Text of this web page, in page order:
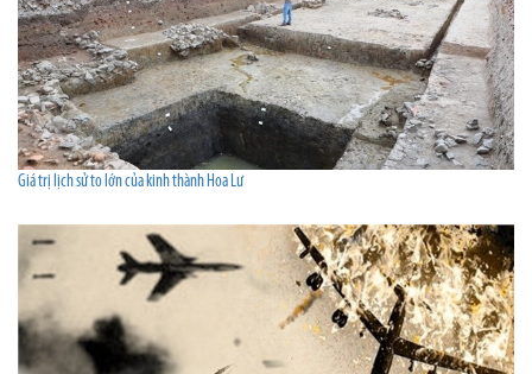
Giá trị lịch sử to lớn của kinh thành Hoa Lư